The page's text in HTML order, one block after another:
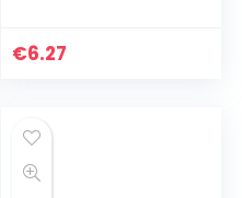
DIY Graffiti Tool
€6.27